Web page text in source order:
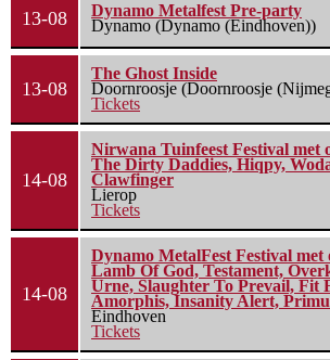
13-08
Dynamo Metalfest Pre-party
Dynamo (Dynamo (Eindhoven))
13-08
The Ghost Inside
Doornroosje (Doornroosje
Tickets
14-08
Nirwana Tuinfeest Festival met
The Dirty Daddies, Hiqpy,
Clawfinger
Lierop
Tickets
14-08
Dynamo MetalFest Festival met
Lamb Of God, Testament,
Urne, Slaughter To Prevail, Fit
Amorphis, Insanity Alert,
Eindhoven
Tickets